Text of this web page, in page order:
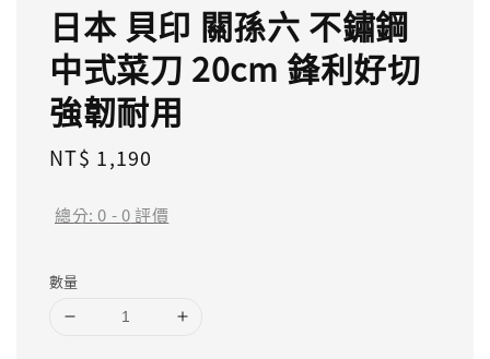
日本 貝印 關孫六 不鏽鋼
中式菜刀 20cm 鋒利好切
強韌耐用
Regular
NT$ 1,190
總分:0 -0評價
數量